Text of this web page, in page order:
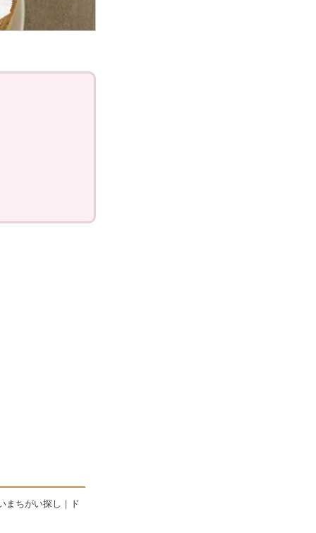
まちがい探し｜ド